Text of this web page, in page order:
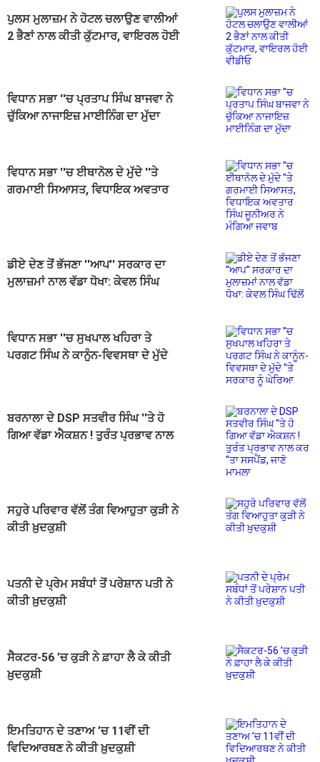
ਪੁਲਸ ਮੁਲਾਜ਼ਮ ਨੇ ਹੋਟਲ ਚਲਾਉਣ ਵਾਲੀਆਂ
2 ਭੈਣਾਂ ਨਾਲ ਕੀਤੀ ਕੁੱਟਮਾਰ, ਵਾਇਰਲ ਹੋਈ
ਵਿਧਾਨ ਸਭਾ ''ਚ ਪ੍ਰਤਾਪ ਸਿੰਘ ਬਾਜਵਾ ਨੇ
ਚੁੱਕਿਆ ਨਾਜਾਇਜ਼ ਮਾਈਨਿੰਗ ਦਾ ਮੁੱਦਾ
ਵਿਧਾਨ ਸਭਾ ''ਚ ਈਥਾਨੋਲ ਦੇ ਮੁੱਦੇ ''ਤੇ
ਗਰਮਾਈ ਸਿਆਸਤ, ਵਿਧਾਇਕ ਅਵਤਾਰ
ਡੀਏ ਦੇਣ‌ ਤੋਂ ਭੱਜਣਾ ''ਆਪ'' ਸਰਕਾਰ ਦਾ
ਮੁਲਾਜ਼ਮਾਂ ਨਾਲ ਵੱਡਾ ਧੋਖਾ: ਕੇਵਲ ਸਿੰਘ
ਵਿਧਾਨ ਸਭਾ ''ਚ ਸੁਖਪਾਲ ਖਹਿਰਾ ਤੇ
ਪਰਗਟ ਸਿੰਘ ਨੇ ਕਾਨੂੰਨ-ਵਿਵਸਥਾ ਦੇ ਮੁੱਦੇ
ਬਰਨਾਲਾ ਦੇ DSP ਸਤਵੀਰ ਸਿੰਘ ''ਤੇ ਹੋ
ਗਿਆ ਵੱਡਾ ਐਕਸ਼ਨ ! ਤੁਰੰਤ ਪ੍ਰਭਾਵ ਨਾਲ
ਸਹੁਰੇ ਪਰਿਵਾਰ ਵੱਲੋਂ ਤੰਗ ਵਿਆਹੁਤਾ ਕੁੜੀ ਨੇ
ਕੀਤੀ ਖ਼ੁਦਕੁਸ਼ੀ
ਪਤਨੀ ਦੇ ਪ੍ਰੇਮ ਸਬੰਧਾਂ ਤੋਂ ਪਰੇਸ਼ਾਨ ਪਤੀ ਨੇ
ਕੀਤੀ ਖ਼ੁਦਕੁਸ਼ੀ
ਸੈਕਟਰ-56 ’ਚ ਕੁੜੀ ਨੇ ਫ਼ਾਹਾ ਲੈ ਕੇ ਕੀਤੀ
ਖ਼ੁਦਕੁਸ਼ੀ
ਇਮਤਿਹਾਨ ਦੇ ਤਣਾਅ ’ਚ 11ਵੀਂ ਦੀ
ਵਿਦਿਆਰਥਣ ਨੇ ਕੀਤੀ ਖ਼ੁਦਕੁਸ਼ੀ